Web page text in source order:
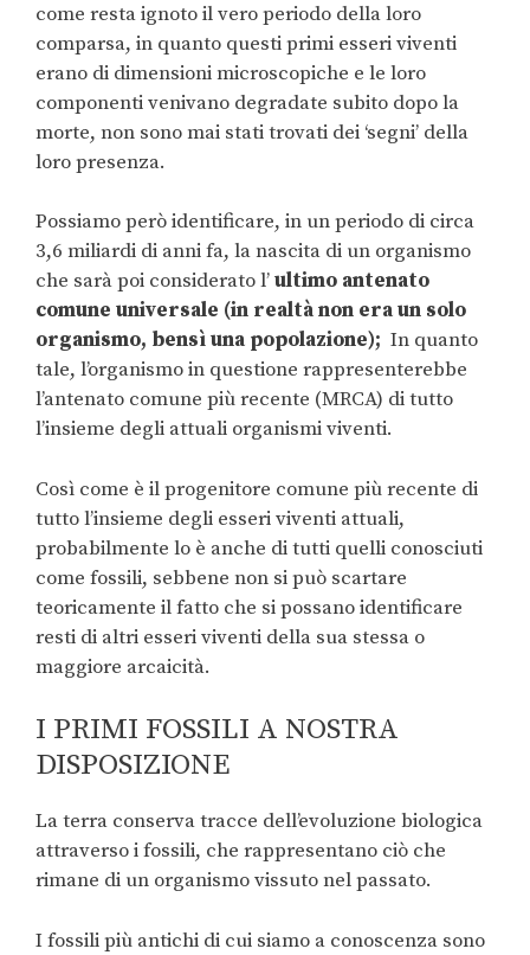
come resta ignoto il vero periodo della loro
comparsa, in quanto questi primi esseri viventi
erano di dimensioni microscopiche e le loro
componenti venivano degradate subito dopo la
morte, non sono mai stati trovati dei ‘segni’ della
loro presenza.
Possiamo però identificare, in un periodo di circa
3,6 miliardi di anni fa, la nascita di un organismo
che sarà poi considerato l’ultimo antenato
comune universale (in realtà non era un solo
organismo, bensì una popolazione); In quanto
tale, l’organismo in questione rappresenterebbe
l’antenato comune più recente (MRCA) di tutto
l’insieme degli attuali organismi viventi.
Così come è il progenitore comune più recente di
tutto l’insieme degli esseri viventi attuali,
probabilmente lo è anche di tutti quelli conosciuti
come fossili, sebbene non si può scartare
teoricamente il fatto che si possano identificare
resti di altri esseri viventi della sua stessa o
maggiore arcaicità.
I PRIMI FOSSILI A NOSTRA
DISPOSIZIONE
La terra conserva tracce dell’evoluzione biologica
attraverso i fossili, che rappresentano ciò che
rimane di un organismo vissuto nel passato.
I fossili più antichi di cui siamo a conoscenza sono